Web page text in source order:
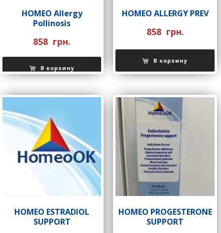
НOMEO Allergy
Pollinosis
858 грн.
В корзину
НOMEO ALLERGY PREV
858 грн.
В корзину
НOMEO ESTRADIOL
SUPPORT
НOMEO PROGESTERONE
SUPPORT